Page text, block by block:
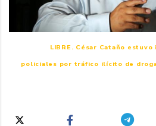
LIBRE. César Cataño
policiales por tráfico ilícito de